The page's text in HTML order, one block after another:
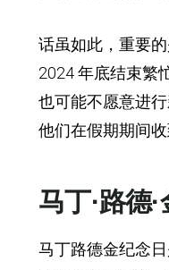
话虽如此，重要
2024 年底结束繁
也可能不愿意进
他们在假期期间收
马丁·路德
马丁路德金纪念